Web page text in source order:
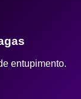
entupimento.